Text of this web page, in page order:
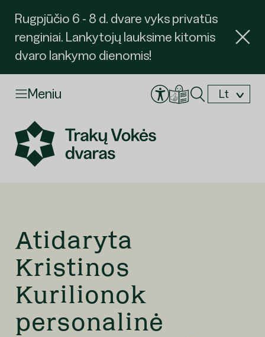
Rugpjūčio 6 - 8 d. dvare vyks privatūs
renginiai. Lankytojų lauksime kitomis
dvaro lankymo dienomis!
Meniu
Lt
Atidaryta
Kristinos
Kurilionok
personalinė
Užsakyti